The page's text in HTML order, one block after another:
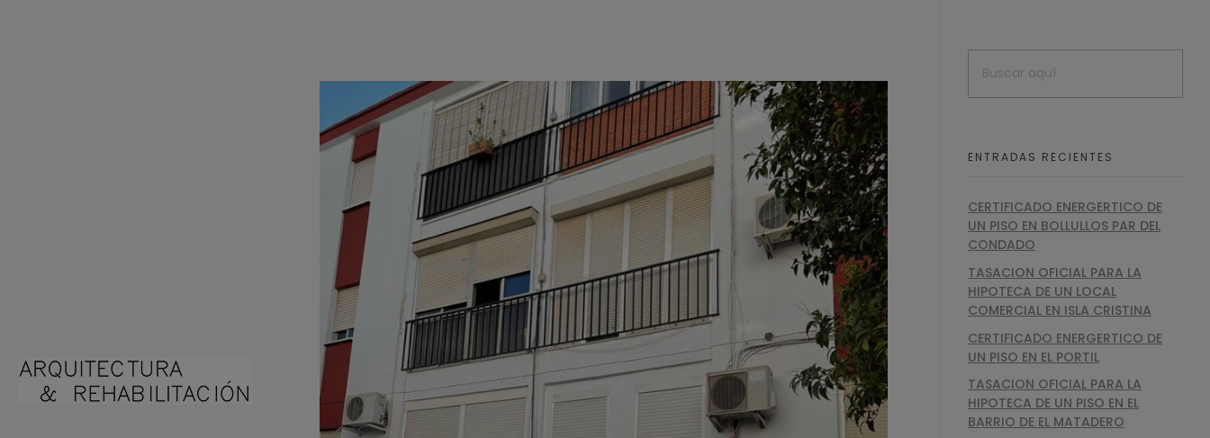
ENTRADAS RECIENTES
CERTIFICADO ENERGERTICO DE
UN PISO EN BOLLULLOS PAR DEL
CONDADO
TASACION OFICIAL PARA LA
HIPOTECA DE UN LOCAL
COMERCIAL EN ISLA CRISTINA
CERTIFICADO ENERGERTICO DE
UN PISO EN EL PORTIL
TASACION OFICIAL PARA LA
HIPOTECA DE UN PISO EN EL
BARRIO DE EL MATADERO